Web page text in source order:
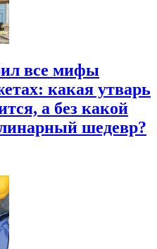
все мифы
какая утварь
а без какой
шедевр?